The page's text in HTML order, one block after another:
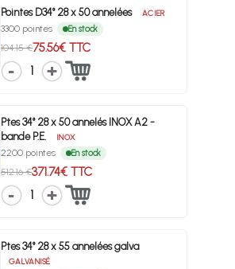
Pointes D34° 28 x 50 annelées ACIER
3300 pointes En stock
104.15 €75.56€ TTC
1
Ptes 34° 28 x 50 annelés INOX A2 -
bande P.E.
INOX
2200 pointes En stock
512.16 €371.74€ TTC
1
Ptes 34° 28 x 55 annelées galva
GALVANISÉ